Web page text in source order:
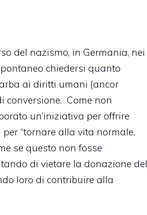
del nazismo, in Germania, nei
chiedersi quanto
ai diritti umani (ancor
conversione. Come non
un’iniziativa per offrire
“tornare alla vita normale,
se questo non fosse
di vietare la donazione del
loro di contribuire alla